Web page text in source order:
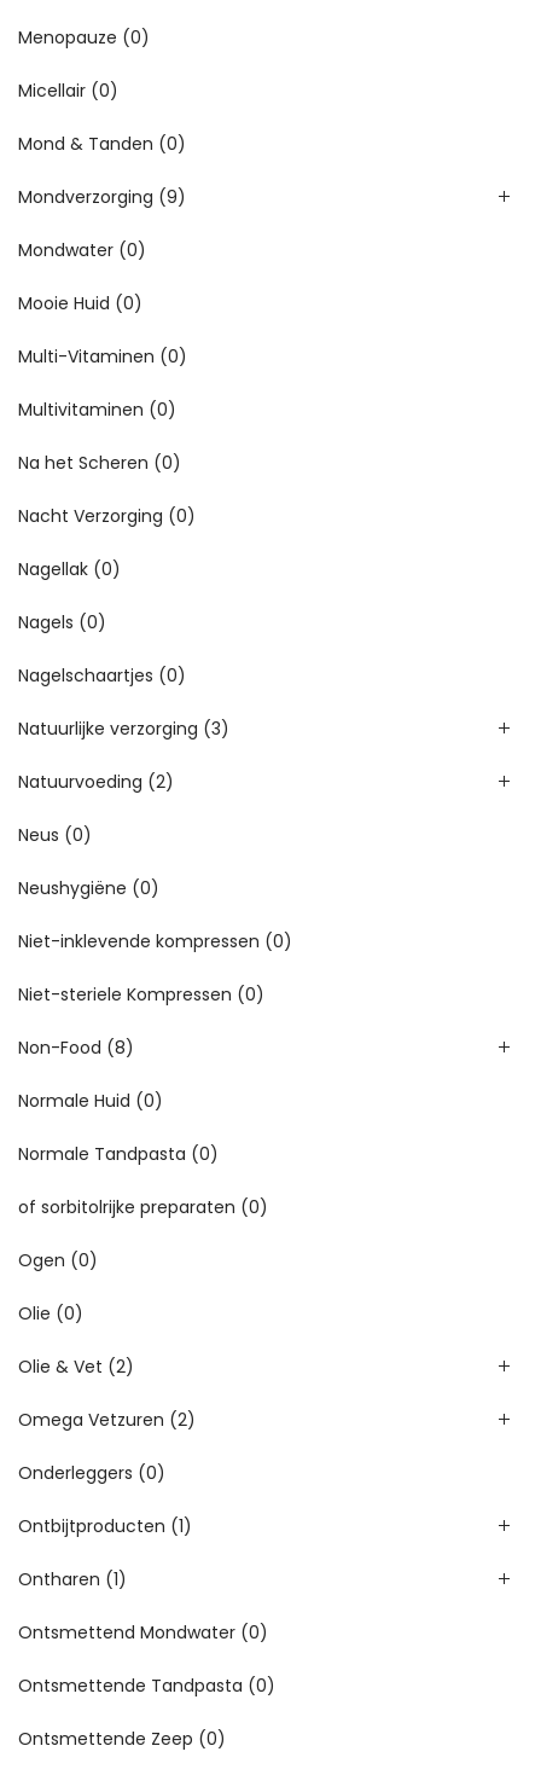
Menopauze (0)
Micellair (0)
Mond & Tanden (0)
Mondverzorging (9)
Mondwater (0)
Mooie Huid (0)
Multi-Vitaminen (0)
Multivitaminen (0)
Na het Scheren (0)
Nacht Verzorging (0)
Nagellak (0)
Nagels (0)
Nagelschaartjes (0)
Natuurlijke verzorging (3)
Natuurvoeding (2)
Neus (0)
Neushygiëne (0)
Niet-inklevende kompressen (0)
Niet-steriele Kompressen (0)
Non-Food (8)
Normale Huid (0)
Normale Tandpasta (0)
of sorbitolrijke preparaten (0)
Ogen (0)
Olie (0)
Olie & Vet (2)
Omega Vetzuren (2)
Onderleggers (0)
Ontbijtproducten (1)
Ontharen (1)
Ontsmettend Mondwater (0)
Ontsmettende Tandpasta (0)
Ontsmettende Zeep (0)